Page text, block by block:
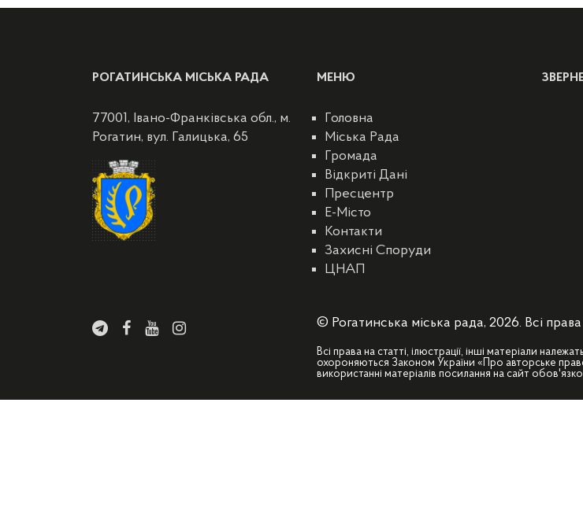
РОГАТИНСЬКА МІСЬКА РАДА
77001, Івано-Франківська обл., м.
Рогатин, вул. Галицька, 65
МЕНЮ
Головна
Міська Рада
Громада
Відкриті Дані
Пресцентр
E-Місто
Контакти
Захисні Споруди
ЦНАП
© Рогатинська міська рада, 2026. Всі
Всі права на статті, ілюстрації, інші матеріали
охороняються Законом України «Про авторське
використанні матеріалів посилання на сайт